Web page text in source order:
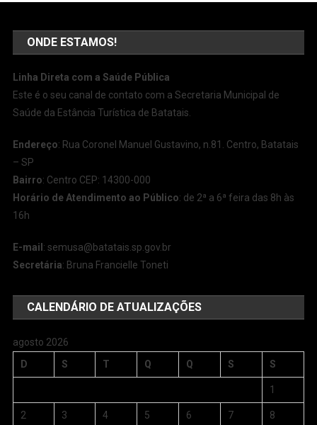
ONDE ESTAMOS!
Linha Direta com a Saúde Pública
Este é o seu canal de contato com a Secretaria Municipal de
Saúde da Estância Turística de Batatais.
Endereço: Rua Coronel Manuel Gustavino, n.81. Centro, Batatais
– SP
Bairro: Centro CEP: 14300-000
Horário de Atendimento ao Público: de 2ª a 6ª feira das 8h às
16h
E-mail :semusa@batatais.sp.gov.br
Secretária: Bruna Francielle Toneti
CALENDÁRIO DE ATUALIZAÇÕES
agosto 2026
D
S T Q Q S S
1
2 3 4 5 6 7 8